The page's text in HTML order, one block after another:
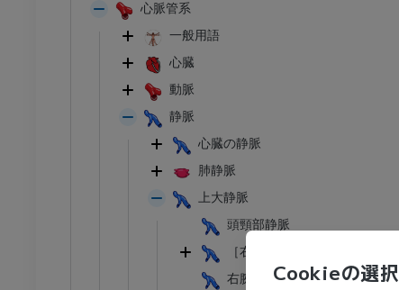
心脈管系
一般用語
心臓
動脈
静脈
心臓の静脈
肺静脈
上大静脈
頭頸部静脈
［右・左］腕頭静脈
右腕頭静脈Cookieの選択